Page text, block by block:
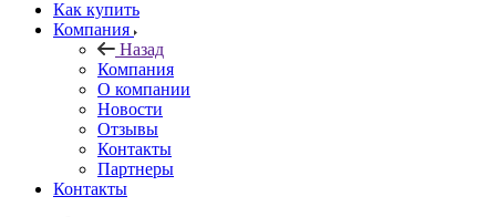
Как купить
Компания
Назад
Компания
О компании
Новости
Отзывы
Контакты
Партнеры
Контакты